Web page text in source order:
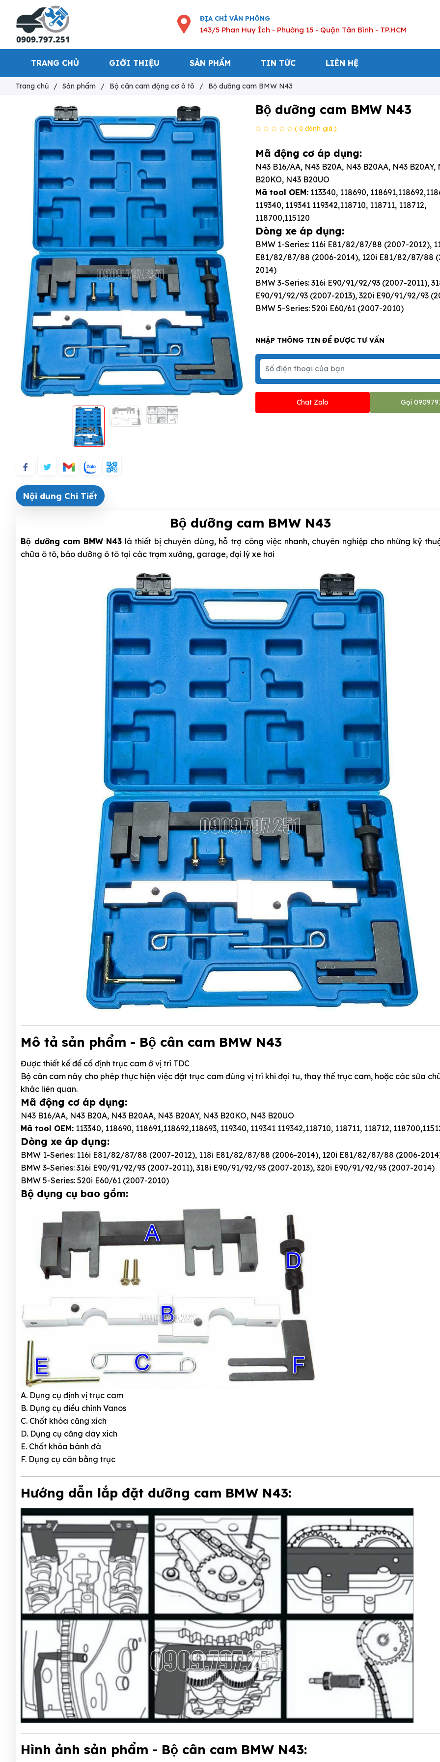
ĐỊA CHỈ VĂN PHÒNG
143/5 Phan Huy Ích - Phường 15 - Quận Tân Bình - TP.HCM
TRANG CHỦ GIỚI THIỆU SẢN PHẨM TIN TỨC LIÊN HỆ
Trang chủ / Sản phẩm / Bộ cân cam động cơ ô tô / Bộ dưỡng cam BMW N43
Bộ dưỡng cam BMW N43
( 0 đánh giá )
Mã động cơ áp dụng:
N43 B16/AA, N43 B20A, N43 B20AA, N43 B20AY,
B20KO, N43 B20UO
Mã tool OEM:113340, 118690,
119340, 119341 119342,118710, 118711, 118712,
118700,115120
Dòng xe áp dụng:
BMW 1-Series: 116i E81/82/87/88 (2007-2012),
E81/82/87/88 (2006-2014), 120i E81/82/87/88
2014)
BMW 3-Series: 316i E90/91/92/93 (2007-2011),
E90/91/92/93 (2007-2013), 320i E90/91/92/93
BMW 5-Series: 520i E60/61 (2007-2010)
NHẬP THÔNG TIN ĐỂ ĐƯỢC TƯ VẤN
Chat Zalo Gọi
Nội dung Chi Tiết
Bộ dưỡng cam BMW N43
Bộ dưỡng cam BMW N43 là thiết bị chuyên dùng, hỗ trợ công việc nhanh, chuyên nghiệp cho những kỹ
chữa ô tô, bảo dưỡng ô tô tại các trạm xưởng, garage, đại lý xe hơi
Mô tả sản phẩm - Bộ cân cam BMW N43
Được thiết kế để cố định trục cam ở vị trí TDC
Bộ cân cam này cho phép thực hiện việc đặt trục cam đúng vị trí khi đại tu, thay thế trục cam, hoặc các sửa
khác liên quan.
Mã động cơ áp dụng:
N43 B16/AA, N43 B20A, N43 B20AA, N43 B20AY, N43 B20KO, N43 B20UO
Mã tool OEM: 113340, 118690, 118691,118692,118693, 119340, 119341 119342,118710, 118711, 118712,
Dòng xe áp dụng:
BMW 1-Series: 116i E81/82/87/88 (2007-2012), 118i E81/82/87/88 (2006-2014), 120i E81/82/87/88 (2006-
BMW 3-Series: 316i E90/91/92/93 (2007-2011), 318i E90/91/92/93 (2007-2013), 320i E90/91/92/93 (2007-2014)
BMW 5-Series: 520i E60/61 (2007-2010)
Bộ dụng cụ bao gồm:
A. Dụng cụ định vị trục cam
B. Dụng cụ điều chỉnh Vanos
C. Chốt khóa căng xích
D. Dụng cụ căng dây xích
E. Chốt khóa bánh đà
F. Dụng cụ cân bằng trục
Hướng dẫn lắp đặt dưỡng cam BMW N43:
Hình ảnh sản phẩm - Bộ cân cam BMW N43: